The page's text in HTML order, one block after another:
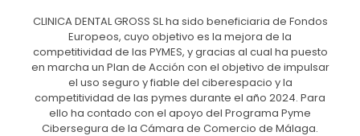
CLINICA DENTAL GROSS SL ha sido beneficiaria de Fondos
Europeos, cuyo objetivo es la mejora de la
competitividad de las PYMES, y gracias al cual ha puesto
en marcha un Plan de Acción con el objetivo de impulsar
el uso seguro y fiable del ciberespacio y la
competitividad de las pymes durante el año 2024. Para
ello ha contado con el apoyo del Programa Pyme
Cibersegura de la Cámara de Comercio de Málaga.